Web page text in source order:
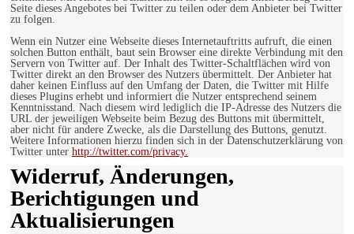
Seite dieses Angebotes bei Twitter zu teilen oder dem Anbieter bei Twitter
zu folgen.
Wenn ein Nutzer eine Webseite dieses Internetauftritts aufruft, die einen
solchen Button enthält, baut sein Browser eine direkte Verbindung mit den
Servern von Twitter auf. Der Inhalt des Twitter-Schaltflächen wird von
Twitter direkt an den Browser des Nutzers übermittelt. Der Anbieter hat
daher keinen Einfluss auf den Umfang der Daten, die Twitter mit Hilfe
dieses Plugins erhebt und informiert die Nutzer entsprechend seinem
Kenntnisstand. Nach diesem wird lediglich die IP-Adresse des Nutzers die
URL der jeweiligen Webseite beim Bezug des Buttons mit übermittelt,
aber nicht für andere Zwecke, als die Darstellung des Buttons, genutzt.
Weitere Informationen hierzu finden sich in der Datenschutzerklärung von
Twitter unter http://twitter.com/privacy.
Widerruf, Änderungen,
Berichtigungen und
Aktualisierungen